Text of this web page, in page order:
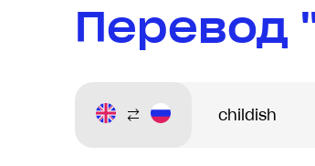
Перевод